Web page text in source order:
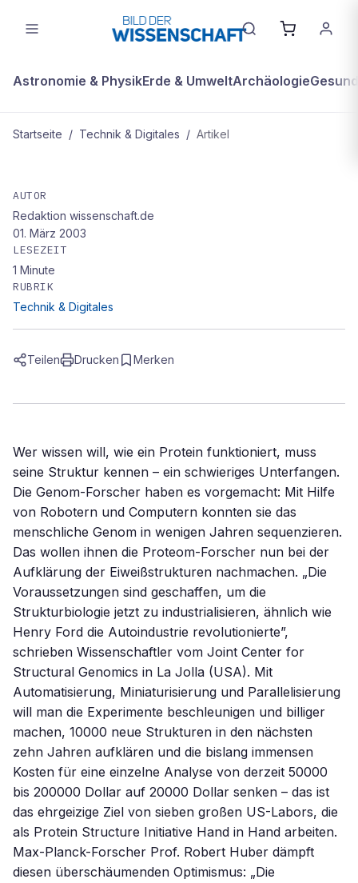
Astronomie & PhysikErde & UmweltArchäologie
Startseite / Technik & Digitales / Artikel
Was Kristalle erzählen
AUTOR
Redaktion wissenschaft.de
01. März 2003
LESEZEIT
1 Minute
RUBRIK
Technik & Digitales
Teilen Drucken Merken
Wer wissen will, wie ein Protein funktioniert, muss
seine Struktur kennen – ein schwieriges Unterfangen.
Die Genom-Forscher haben es vorgemacht: Mit Hilfe
von Robotern und Computern konnten sie das
menschliche Genom in wenigen Jahren sequenzieren.
Das wollen ihnen die Proteom-Forscher nun bei der
Aufklärung der Eiweißstrukturen nachmachen. „Die
Voraussetzungen sind geschaffen, um die
Strukturbiologie jetzt zu industrialisieren, ähnlich wie
Henry Ford die Autoindustrie revolutionierte”,
schrieben Wissenschaftler vom Joint Center for
Structural Genomics in La Jolla (USA). Mit
Automatisierung, Miniaturisierung und Parallelisierung
will man die Experimente beschleunigen und billiger
machen, 10000 neue Strukturen in den nächsten
zehn Jahren aufklären und die bislang immensen
Kosten für eine einzelne Analyse von derzeit 50000
bis 200000 Dollar auf 20000 Dollar senken – das ist
das ehrgeizige Ziel von sieben großen US-Labors, die
als Protein Structure Initiative Hand in Hand arbeiten.
Max-Planck-Forscher Prof. Robert Huber dämpft
diesen überschäumenden Optimismus: „Die